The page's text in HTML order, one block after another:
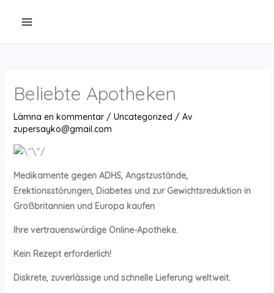
Beliebte Apotheken
Lämna en kommentar / Uncategorized / Av
zupersayko@gmail.com
Medikamente gegen ADHS, Angstzustände,
Erektionsstörungen, Diabetes und zur Gewichtsreduktion in
Großbritannien und Europa kaufen
Ihre vertrauenswürdige Online-Apotheke.
Kein Rezept erforderlich!
Diskrete, zuverlässige und schnelle Lieferung weltweit.